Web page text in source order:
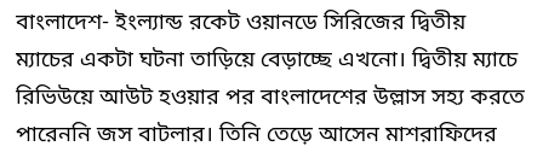
বাংলাদেশ- ইংল্যান্ড রকেট ওয়ানডে সিরিজের দ্বিতীয়
ম্যাচের একটা ঘটনা তাড়িয়ে বেড়াচ্ছে এখনো। দ্বিতীয় ম্যাচে
রিভিউয়ে আউট হওয়ার পর বাংলাদেশের উল্লাস সহ্য করতে
পারেননি জস বাটলার। তিনি তেড়ে আসেন মাশরাফিদের